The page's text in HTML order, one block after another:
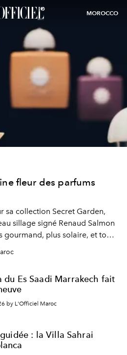
MOROCCO
fleur des parfums
sa collection Secret Garden,
sillage signé Renaud Salmon
gourmand, plus solaire, et tout
du Es Saadi Marrakech fait
by L'Officiel Maroc
: la Villa Sahrai